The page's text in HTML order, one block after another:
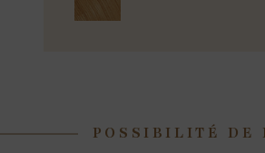
POSSIBILITÉ DE